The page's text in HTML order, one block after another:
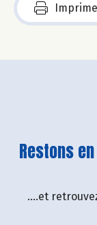
Restons
....et